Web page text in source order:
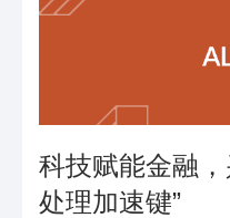
科技赋能金融
处理加速键”